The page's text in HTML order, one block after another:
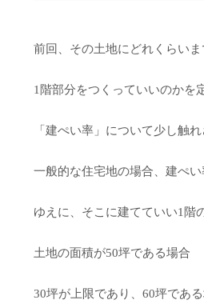
前回、その土地にどれくらいま
1階部分をつくっていいのかを
「建ぺい率」について少し触
一般的な住宅地の場合、建ぺ
ゆえに、そこに建てていい1階
土地の面積が50坪である場合
30坪が上限であり、60坪である